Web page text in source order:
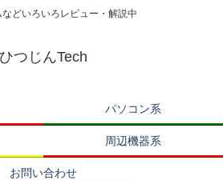
などいろいろレビュー・解説中
ひつじんTech
パソコン系
周辺機器系
お問い合わせ